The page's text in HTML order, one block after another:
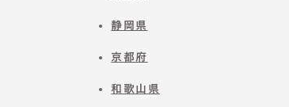
静岡県
京都府
和歌山県